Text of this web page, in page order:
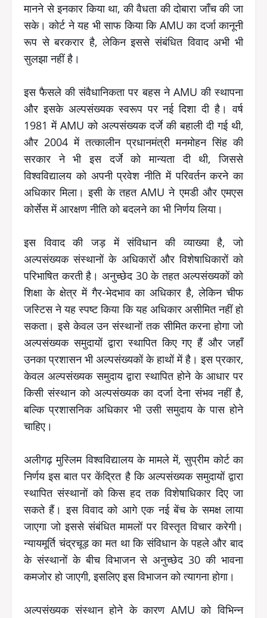
मानने से इनकार किया था, की वैधता की दोबारा जाँच की जा
सके। कोर्ट ने यह भी साफ किया कि AMU का दर्जा कानूनी
रूप से बरकरार है, लेकिन इससे संबंधित विवाद अभी भी
सुलझा नहीं है।
इस फैसले की संवैधानिकता पर बहस ने AMU की स्थापना
और इसके अल्पसंख्यक स्वरूप पर नई दिशा दी है। वर्ष
1981 में AMU को अल्पसंख्यक दर्जे की बहाली दी गई थी,
और 2004 में तत्कालीन प्रधानमंत्री मनमोहन सिंह की
सरकार ने भी इस दर्जे को मान्यता दी थी, जिससे
विश्वविद्यालय को अपनी प्रवेश नीति में परिवर्तन करने का
अधिकार मिला। इसी के तहत AMU ने एमडी और एमएस
कोर्सेस में आरक्षण नीति को बदलने का भी निर्णय लिया।
इस विवाद की जड़ में संविधान की व्याख्या है, जो
अल्पसंख्यक संस्थानों के अधिकारों और विशेषाधिकारों को
परिभाषित करती है। अनुच्छेद 30 के तहत अल्पसंख्यकों को
शिक्षा के क्षेत्र में गैर-भेदभाव का अधिकार है, लेकिन चीफ
जस्टिस ने यह स्पष्ट किया कि यह अधिकार असीमित नहीं हो
सकता। इसे केवल उन संस्थानों तक सीमित करना होगा जो
अल्पसंख्यक समुदायों द्वारा स्थापित किए गए हैं और जहाँ
उनका प्रशासन भी अल्पसंख्यकों के हाथों में है। इस प्रकार,
केवल अल्पसंख्यक समुदाय द्वारा स्थापित होने के आधार पर
किसी संस्थान को अल्पसंख्यक का दर्जा देना संभव नहीं है,
बल्कि प्रशासनिक अधिकार भी उसी समुदाय के पास होने
चाहिए।
अलीगढ़ मुस्लिम विश्वविद्यालय के मामले में, सुप्रीम कोर्ट का
निर्णय इस बात पर केंद्रित है कि अल्पसंख्यक समुदायों द्वारा
स्थापित संस्थानों को किस हद तक विशेषाधिकार दिए जा
सकते हैं। इस विवाद को आगे एक नई बेंच के समक्ष लाया
जाएगा जो इससे संबंधित मामलों पर विस्तृत विचार करेगी।
न्यायमूर्ति चंद्रचूड़ का मत था कि संविधान के पहले और बाद
के संस्थानों के बीच विभाजन से अनुच्छेद 30 की भावना
कमजोर हो जाएगी, इसलिए इस विभाजन को त्यागना होगा।
अल्पसंख्यक संस्थान होने के कारण AMU को विभिन्न